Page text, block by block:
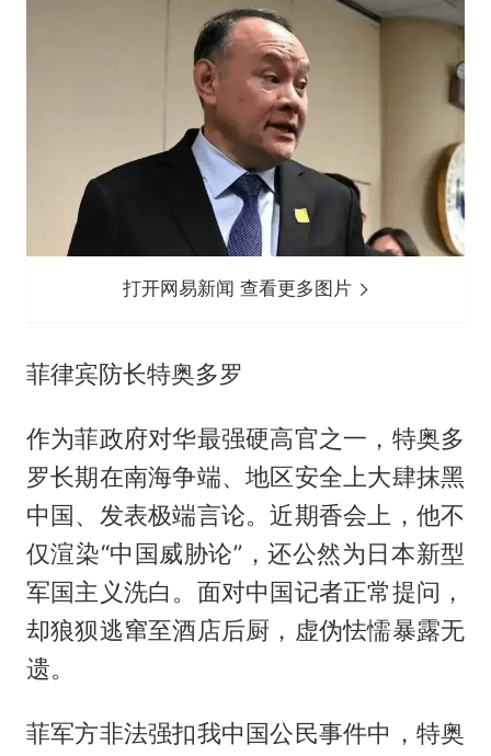
打开网易新闻 查看更多图片
菲律宾防长特奥多罗
作为菲政府对华最强硬高官之一，特奥多
罗长期在南海争端、地区安全上大肆抹黑
中国、发表极端言论。近期香会上，他不
仅渲染“中国威胁论”，还公然为日本新型
军国主义洗白。面对中国记者正常提问，
却狼狈逃窜至酒店后厨，虚伪怯懦暴露无
遗。
菲军方非法强扣我中国公民事件中，特奥